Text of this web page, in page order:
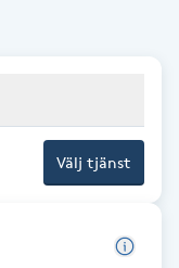
Välj tjänst